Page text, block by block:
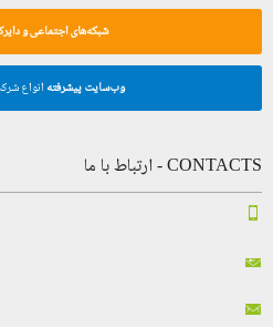
شبکه‌های اجتماعی و
وب‌سایت پیشرفته انواع
CONTACTS - ارتباط با ما